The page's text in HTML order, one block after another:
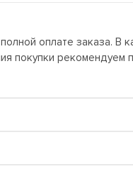
оплате заказа.
покупки